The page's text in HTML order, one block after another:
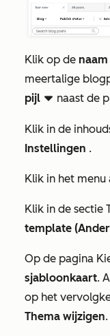
Klik op de naam
meertalige
pijl downCarat naast de
Klik in de
Instellingen .
Klik in het
Klik in de sectie
template
Op de pagina
sjabloonkaart.
op het
Thema wijzigen.